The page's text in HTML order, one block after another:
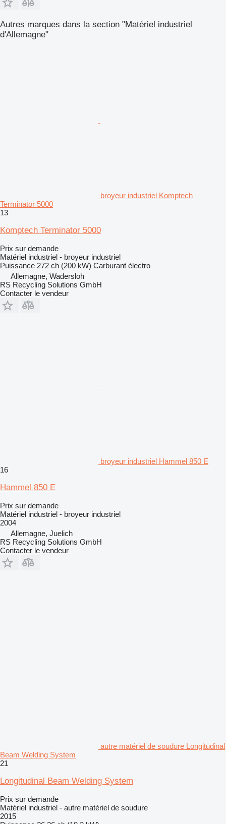
Autres marques dans la section "Matériel industriel
d'Allemagne"
broyeur industriel Komptech
Terminator 5000
13
Komptech Terminator 5000
Prix sur demande
Matériel industriel - broyeur industriel
Puissance 272 ch (200 kW) Carburant électro
Allemagne, Wadersloh
RS Recycling Solutions GmbH
Contacter le vendeur
broyeur industriel Hammel 850 E
16
Hammel 850 E
Prix sur demande
Matériel industriel - broyeur industriel
2004
Allemagne, Juelich
RS Recycling Solutions GmbH
Contacter le vendeur
autre matériel de soudure Longitudinal
Beam Welding System
21
Longitudinal Beam Welding System
Prix sur demande
Matériel industriel - autre matériel de soudure
2015